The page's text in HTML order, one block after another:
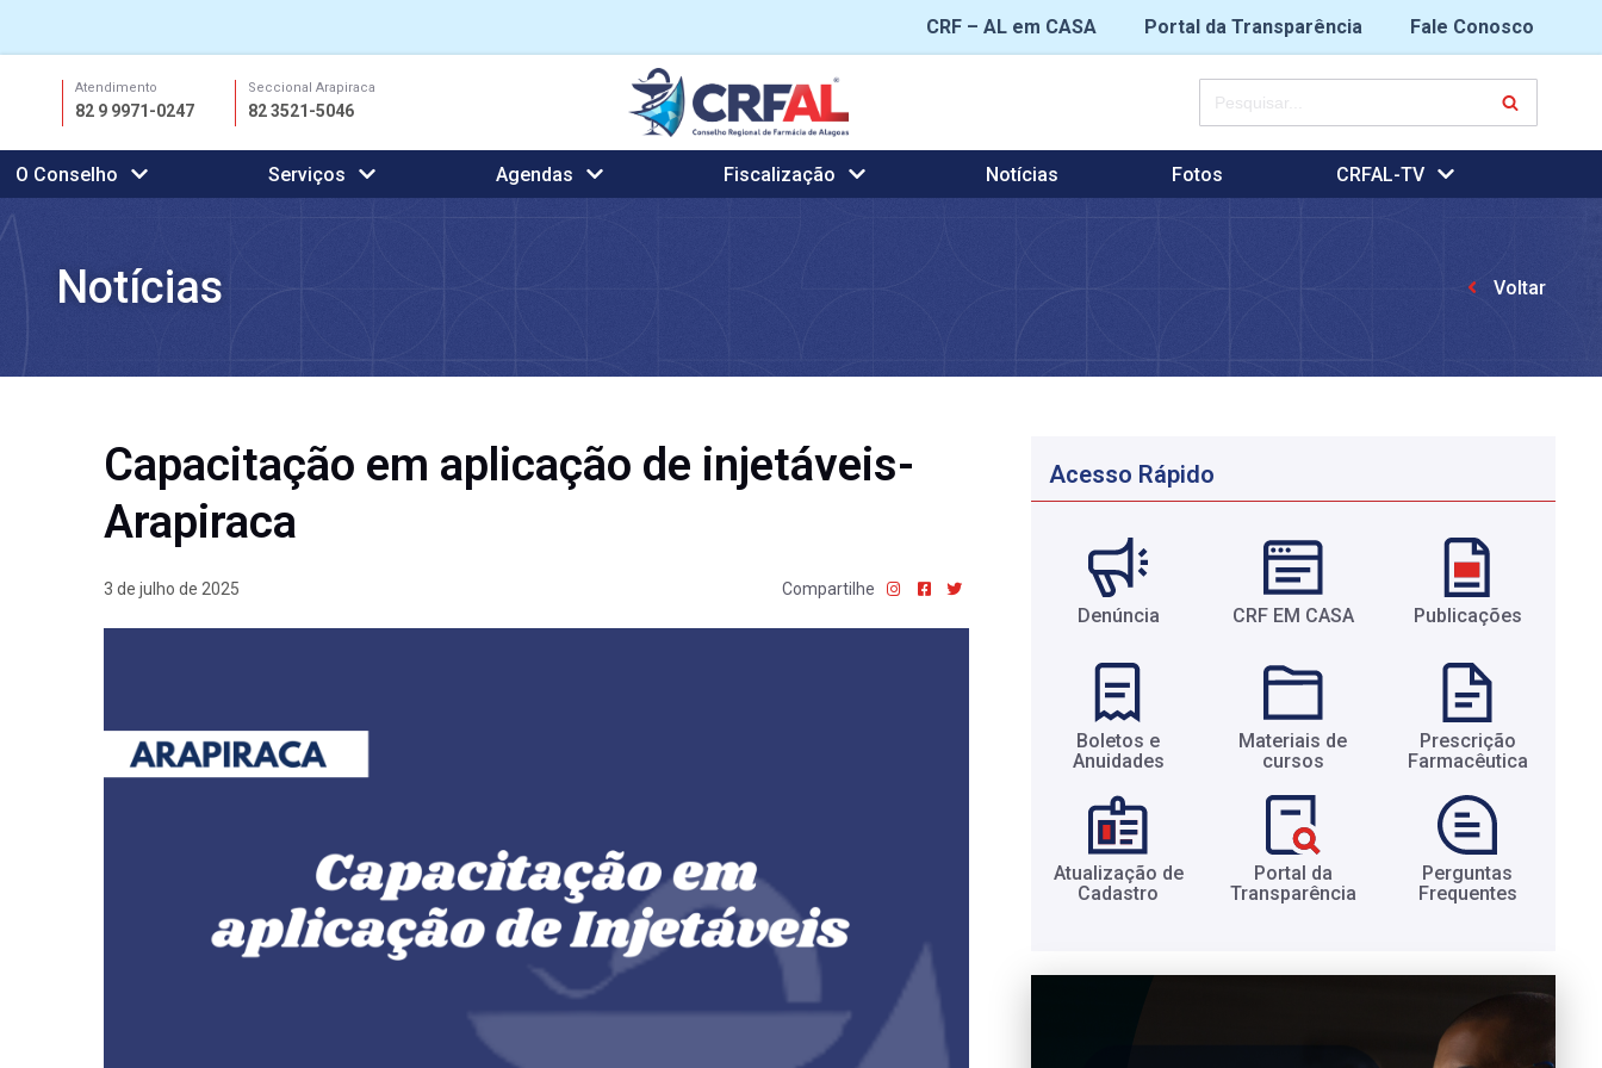
CRF – AL em CASA Portal da Transparência
Fale Conosco
conteúdo
Atendimento
82 9 9971-0247
Seccional Arapiraca
82 3521-5046
O Conselho Serviços Agendas Fiscalização Notícias Fotos CRFAL-TV
Notícias Voltar
Capacitação em aplicação de injetáveis-
Arapiraca
3 de julho de 2025 Compartilhe
Acesso Rápido
Denúncia CRF EM CASA Publicações
Boletos e
Anuidades​
Materiais de
cursos​
Prescrição
Farmacêutica​
Atualização de
Cadastro​
Portal da
Transparência​
Perguntas
Frequentes​